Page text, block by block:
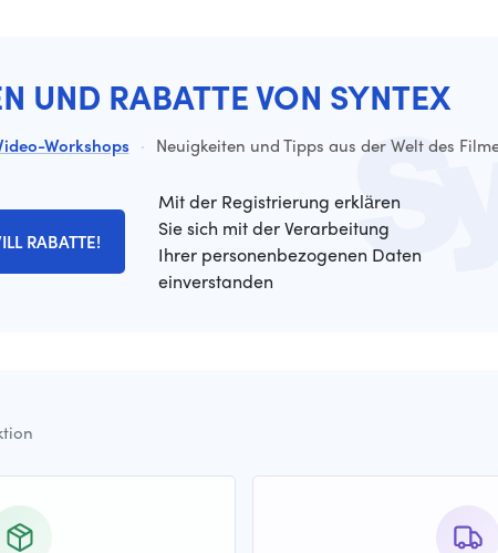
UND RABATTE VON SYNTEX
Workshops · Neuigkeiten und Tipps aus der Welt des
RABATTE!
Mit der Registrierung erklären
Sie sich mit der Verarbeitung
Ihrer personenbezogenen Daten
einverstanden